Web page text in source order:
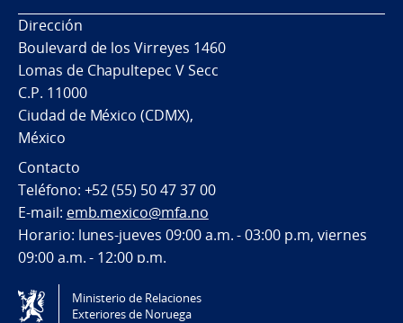
Dirección
Boulevard de los Virreyes 1460
Lomas de Chapultepec V Secc
C.P. 11000
Ciudad de México (CDMX),
México
Contacto
Teléfono: +52 (55) 50 47 37 00
E-mail: emb.mexico@mfa.no
Horario: lunes-jueves 09:00 a.m. - 03:00 p.m, viernes
09:00 a.m. - 12:00 p.m.
Tilgjengelighetserklæring / Accessibility statement
Ministerio de Relaciones
Exteriores de Noruega